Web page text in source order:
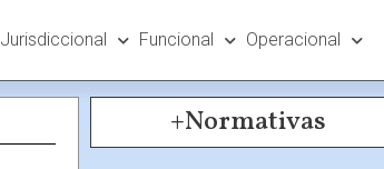
Jurisdiccional Funcional Operacional
+Normativas